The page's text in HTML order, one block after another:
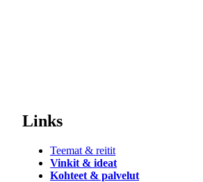
Links
Teemat & reitit
Vinkit & ideat
Kohteet & palvelut